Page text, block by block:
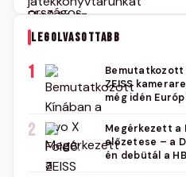
LEGOLVASOTTABB
1
Bemutatkozott
ZEISS
még idén
2
Megérkezett a
előzetese – a
én debütál a